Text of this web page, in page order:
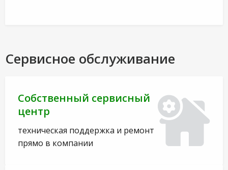
Сервисное обслуживание
Собственный сервисный
центр
техническая поддержка и ремонт
прямо в компании